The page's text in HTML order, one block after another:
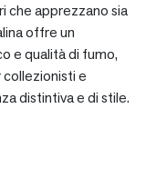
che apprezzano sia
offre un
e qualità di fumo,
e
distintiva e di stile.